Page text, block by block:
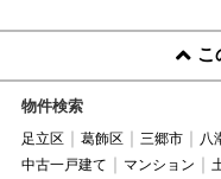
こ
物件検索
足立区 葛飾区 三郷市 八
中古一戸建て
マンション